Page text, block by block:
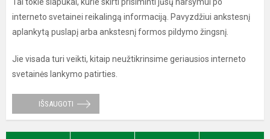
interneto svetainei reikalingą informaciją. Pavyzdžiui ankstesnį
aplankytą puslapį arba ankstesnį formos pildymo žingsnį.
Jie visada turi veikti, kitaip neužtikrinsime geriausios interneto
svetainės lankymo patirties.
IŠSAUGOTI